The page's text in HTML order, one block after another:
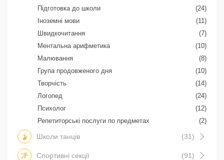
Підготовка до школи
(24)
Іноземні мови
(11)
Швидкочитання
(7)
Ментальна арифметика
(10)
Малювання
(8)
Група продовженого дня
(10)
Творчість
(14)
Логопед
(24)
Психолог
(12)
Репетиторські послуги по предметах
(2)
Школи танців (31)
Спортивні секції (91)